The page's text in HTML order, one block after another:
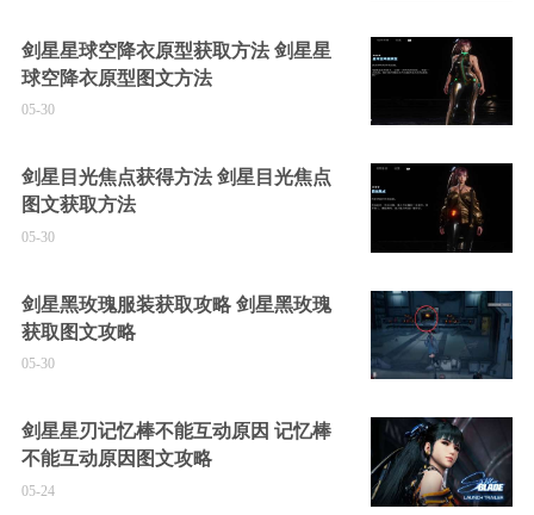
剑星星球空降衣原型获取方法 剑星星
球空降衣原型图文方法
05-30
剑星目光焦点获得方法 剑星目光焦点
图文获取方法
05-30
剑星黑玫瑰服装获取攻略 剑星黑玫瑰
获取图文攻略
05-30
剑星星刃记忆棒不能互动原因 记忆棒
不能互动原因图文攻略
05-24